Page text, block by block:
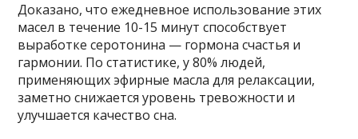
Доказано, что ежедневное использование этих
масел в течение 10-15 минут способствует
выработке серотонина — гормона счастья и
гармонии. По статистике, у 80% людей,
применяющих эфирные масла для релаксации,
заметно снижается уровень тревожности и
улучшается качество сна.